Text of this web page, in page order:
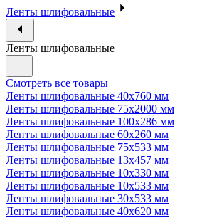
Ленты шлифовальные
Ленты шлифовальные
Смотреть все товары
Ленты шлифовальные 40х760 мм
Ленты шлифовальные 75х2000 мм
Ленты шлифовальные 100х286 мм
Ленты шлифовальные 60х260 мм
Ленты шлифовальные 75х533 мм
Ленты шлифовальные 13х457 мм
Ленты шлифовальные 10х330 мм
Ленты шлифовальные 10х533 мм
Ленты шлифовальные 30х533 мм
Ленты шлифовальные 40х620 мм